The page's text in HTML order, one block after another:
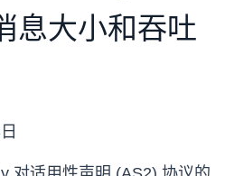
息大小和吞吐